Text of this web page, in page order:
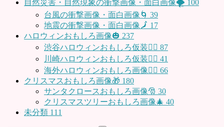
自然災害・自然現象の衝撃画像・面白画像🌪 100
台風の衝撃画像・面白画像🌀 39
地震の衝撃画像・面白画像🗾 17
ハロウィンおもしろ画像🎃 237
渋谷ハロウィンおもしろ仮装👯‍♂️ 87
川崎ハロウィンおもしろ仮装🧞‍♀️ 41
海外ハロウィンおもしろ画像🧛‍♂️ 66
クリスマスおもしろ画像🎁 180
サンタクロースおもしろ画像🎅 30
クリスマスツリーおもしろ画像🎄 40
未分類 111